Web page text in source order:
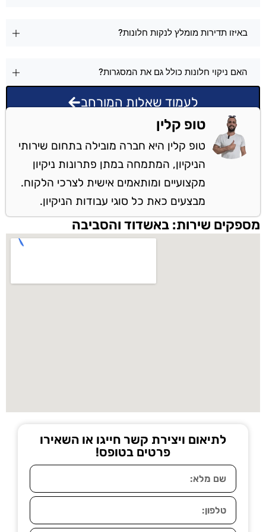
באיזו תדירות מומלץ לנקות חלונות?
האם ניקוי חלונות כולל גם את המסגרות?
לעמוד שאלות המורחב
טופ קלין
טופ קלין היא חברה מובילה בתחום שירותי
הניקיון, המתמחה במתן פתרונות ניקיון
מקצועיים ומותאמים אישית לצרכי הלקוח.
מבצעים כאת כל סוגי עבודות הניקיון.
מספקים שירות: באשדוד והסביבה
לתיאום ויצירת קשר חייגו או השאירו
פרטים בטופס!